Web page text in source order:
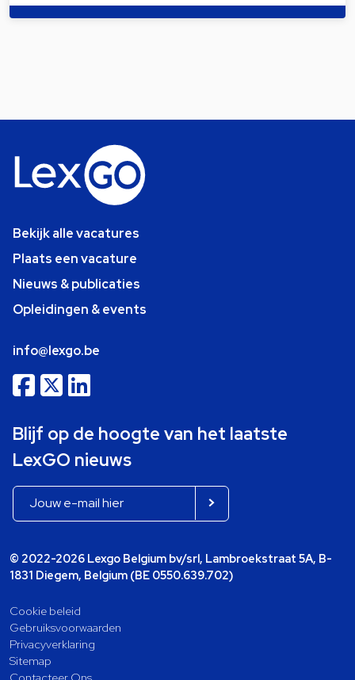
Bekijk alle vacatures
Plaats een vacature
Nieuws & publicaties
Opleidingen & events
info@lexgo.be
Blijf op de hoogte van het laatste
LexGO nieuws
© 2022-2026 Lexgo Belgium bv/srl, Lambroekstraat 5A, B-
1831 Diegem, Belgium (BE 0550.639.702)
Cookie beleid
Gebruiksvoorwaarden
Privacyverklaring
Sitemap
Contacteer Ons